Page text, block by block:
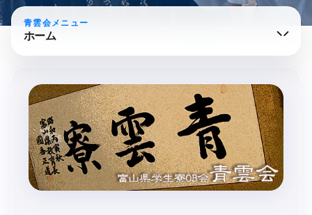
青雲会メニュー
ホーム